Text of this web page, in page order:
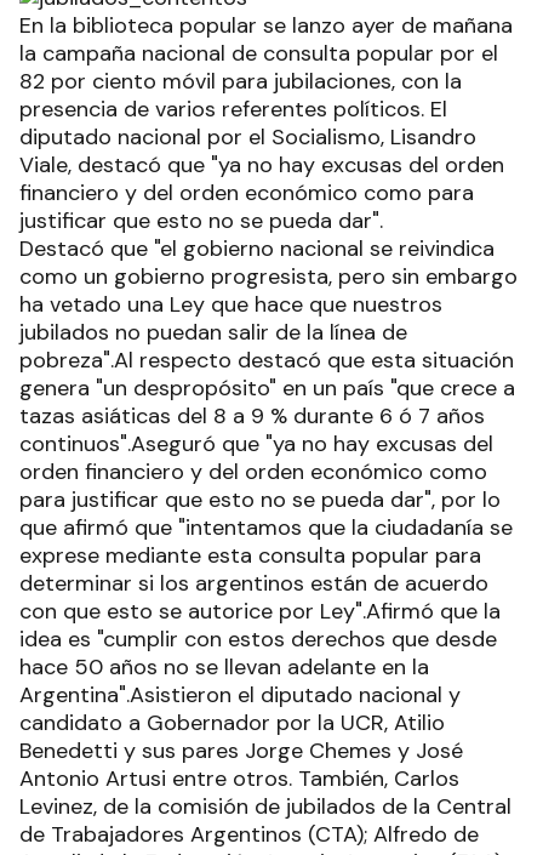
En la biblioteca popular se lanzo ayer de mañana
la campaña nacional de consulta popular por el
82 por ciento móvil para jubilaciones, con la
presencia de varios referentes políticos. El
diputado nacional por el Socialismo, Lisandro
Viale, destacó que "ya no hay excusas del orden
financiero y del orden económico como para
justificar que esto no se pueda dar".
Destacó que "el gobierno nacional se reivindica
como un gobierno progresista, pero sin embargo
ha vetado una Ley que hace que nuestros
jubilados no puedan salir de la línea de
pobreza".Al respecto destacó que esta situación
genera "un despropósito" en un país "que crece a
tazas asiáticas del 8 a 9 % durante 6 ó 7 años
continuos".Aseguró que "ya no hay excusas del
orden financiero y del orden económico como
para justificar que esto no se pueda dar", por lo
que afirmó que "intentamos que la ciudadanía se
exprese mediante esta consulta popular para
determinar si los argentinos están de acuerdo
con que esto se autorice por Ley".Afirmó que la
idea es "cumplir con estos derechos que desde
hace 50 años no se llevan adelante en la
Argentina".Asistieron el diputado nacional y
candidato a Gobernador por la UCR, Atilio
Benedetti y sus pares Jorge Chemes y José
Antonio Artusi entre otros. También, Carlos
Levinez, de la comisión de jubilados de la Central
de Trabajadores Argentinos (CTA); Alfredo de